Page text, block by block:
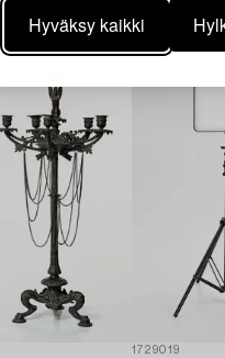
Hyväksy kaikki
1729019